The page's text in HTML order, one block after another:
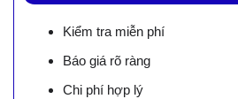
Kiểm tra miễn phí
Báo giá rõ ràng
Chi phí hợp lý